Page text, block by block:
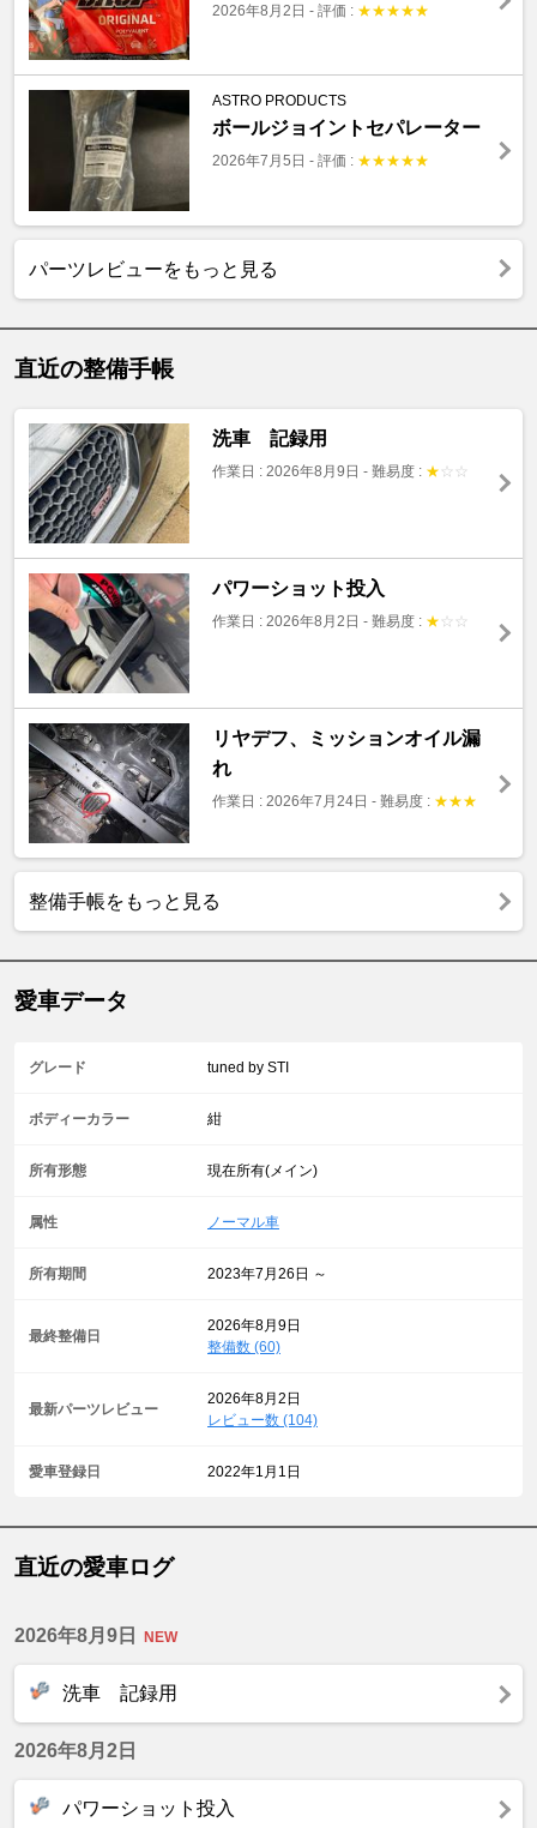
2026年8月2日 - 評価 : ★★★★★
ASTRO PRODUCTS
ボールジョイントセパレーター
2026年7月5日 - 評価 : ★★★★★
パーツレビューをもっと見る
直近の整備手帳
洗車 記録用
作業日 : 2026年8月9日 - 難易度 : ★ ☆ ☆
パワーショット投入
作業日 : 2026年8月2日 - 難易度 : ★ ☆ ☆
リヤデフ、ミッションオイル漏
れ
作業日 : 2026年7月24日 - 難易度 : ★★★
整備手帳をもっと見る
愛車データ
グレード tuned by STI
ボディーカラー 紺
所有形態 現在所有(メイン)
属性 ノーマル車
所有期間 2023年7月26日 ～
最終整備日
2026年8月9日
整備数 (60)
最新パーツレビュー
2026年8月2日
レビュー数 (104)
愛車登録日 2022年1月1日
直近の愛車ログ
2026年8月9日
洗車 記録用
2026年8月2日
パワーショット投入